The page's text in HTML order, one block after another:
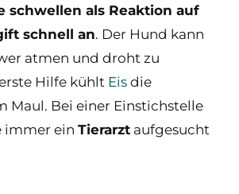
schwellen als Reaktion auf
schnell an. Der Hund kann
atmen und droht zu
Hilfe kühlt Eis die
Maul. Bei einer Einstichstelle
immer ein Tierarzt aufgesucht